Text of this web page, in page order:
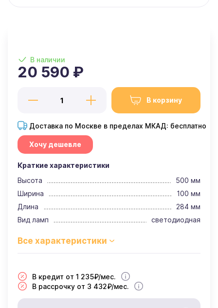
В наличии
20 590 ₽
В корзину
Доставка по Москве в пределах МКАД: бесплатно
Хочу дешевле
Краткие характеристики
Высота
500 мм
Ширина
100 мм
Длина
284 мм
Вид ламп
светодиодная
В кредит от 1 235₽/мес.
В рассрочку от 3 432₽/мес.